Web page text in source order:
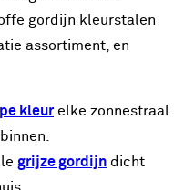
gordijn kleurstalen
assortiment, en
kleurelke zonnestraal
grijze gordijn dicht